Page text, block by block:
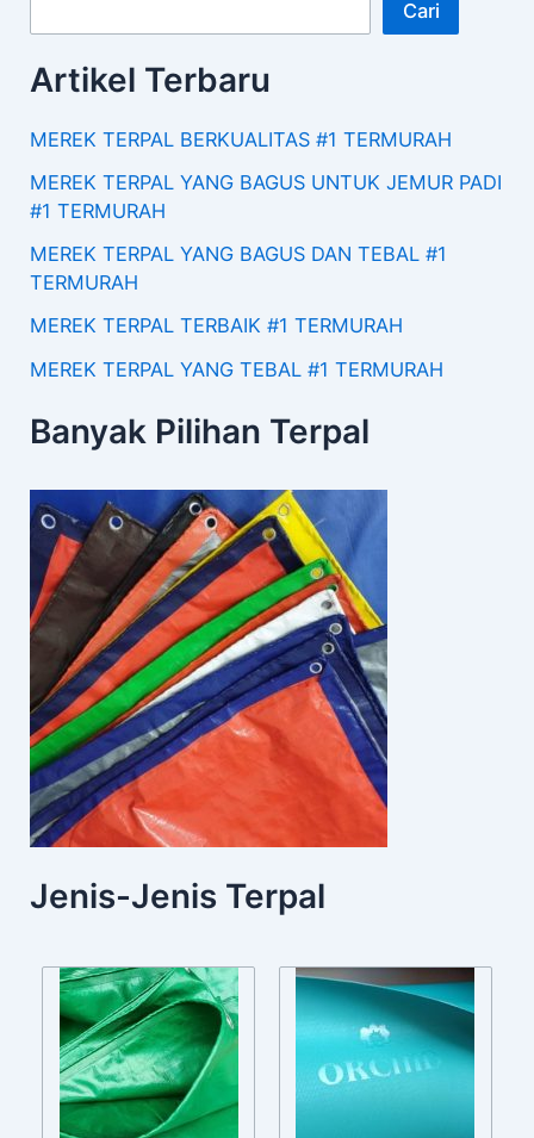
Cari
Artikel Terbaru
MEREK TERPAL BERKUALITAS #1 TERMURAH
MEREK TERPAL YANG BAGUS UNTUK JEMUR PADI
#1 TERMURAH
MEREK TERPAL YANG BAGUS DAN TEBAL #1
TERMURAH
MEREK TERPAL TERBAIK #1 TERMURAH
MEREK TERPAL YANG TEBAL #1 TERMURAH
Banyak Pilihan Terpal
Jenis-Jenis Terpal